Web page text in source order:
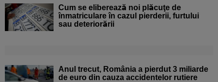
Cum se eliberează noi plăcuţe de
înmatriculare în cazul pierderii, furtului
sau deteriorării
Anul trecut, România a pierdut 3 miliarde
de euro din cauza accidentelor rutiere